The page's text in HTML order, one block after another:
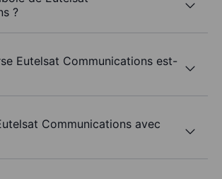
?
Eutelsat Communications est-
Communications avec